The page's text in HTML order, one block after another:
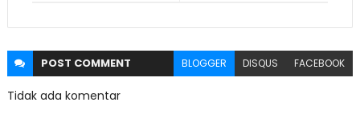
POST COMMENT BLOGGER DISQUS FACEBOOK
Tidak ada komentar